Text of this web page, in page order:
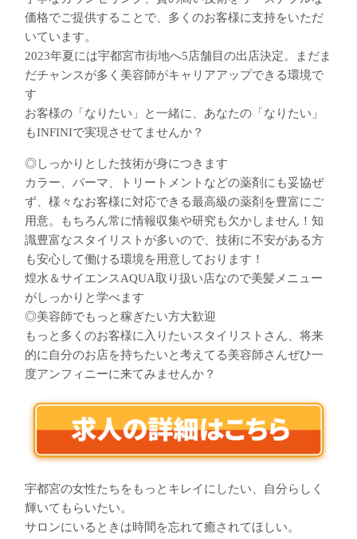
価格でご提供することで、多くのお客様に支持をいただ
いています。
2023年夏には宇都宮市街地へ5店舗目の出店決定。まだま
だチャンスが多く美容師がキャリアアップできる環境で
す
お客様の「なりたい」と一緒に、あなたの「なりたい」
もINFINIで実現させてませんか？
◎しっかりとした技術が身につきます
カラー、パーマ、トリートメントなどの薬剤にも妥協ぜ
ず、様々なお客様に対応できる最高級の薬剤を豊富にご
用意。もちろん常に情報収集や研究も欠かしません！知
識豊富なスタイリストが多いので、技術に不安がある方
も安心して働ける環境を用意しております！
煌水＆サイエンスAQUA取り扱い店なので美髪メニュー
がしっかりと学べます
◎美容師でもっと稼ぎたい方大歓迎
もっと多くのお客様に入りたいスタイリストさん、将来
的に自分のお店を持ちたいと考えてる美容師さんぜひ一
度アンフィニーに来てみませんか？
宇都宮の女性たちをもっとキレイにしたい、自分らしく
輝いてもらいたい。
サロンにいるときは時間を忘れて癒されてほしい。